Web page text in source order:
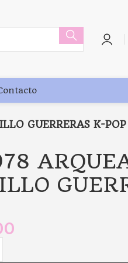
GUERRERAS K-POP